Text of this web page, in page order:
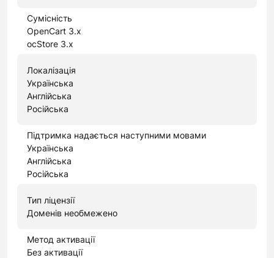
Сумісність
OpenCart 3.x
ocStore 3.x
Локалізація
Українська
Англійська
Російська
Підтримка надається наступними мовами
Українська
Англійська
Російська
Тип ліцензії
Доменів необмежено
Метод активації
Без активації